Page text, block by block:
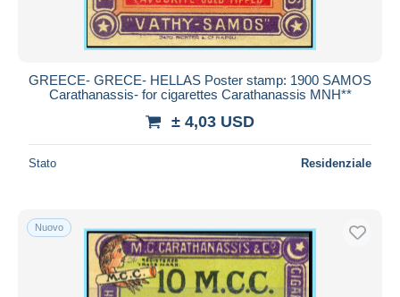
GREECE- GRECE- HELLAS Poster stamp: 1900 SAMOS
Carathanassis- for cigarettes Carathanassis MNH**
± 4,03 USD
Stato Residenziale
Nuovo